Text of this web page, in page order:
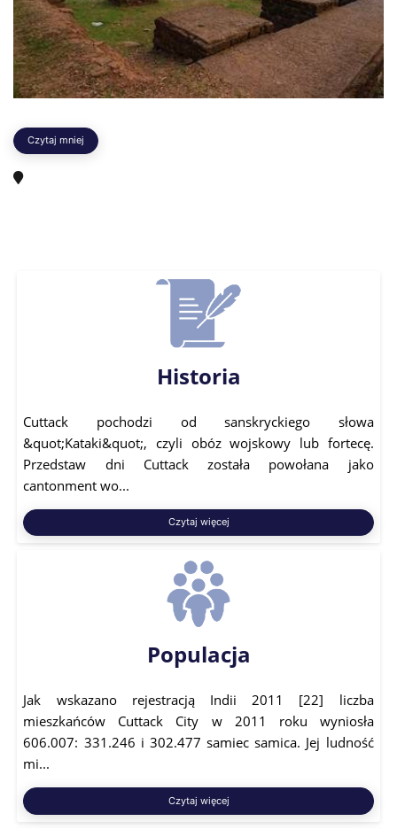
Czytaj mniej
Historia
Cuttack pochodzi od sanskryckiego słowa
&quot;Kataki&quot;, czyli obóz wojskowy lub fortecę.
Przedstaw dni Cuttack została powołana jako
cantonment wo...
Czytaj więcej
Populacja
Jak wskazano rejestracją Indii 2011 [22] liczba
mieszkańców Cuttack City w 2011 roku wyniosła
606.007: 331.246 i 302.477 samiec samica. Jej ludność
mi...
Czytaj więcej